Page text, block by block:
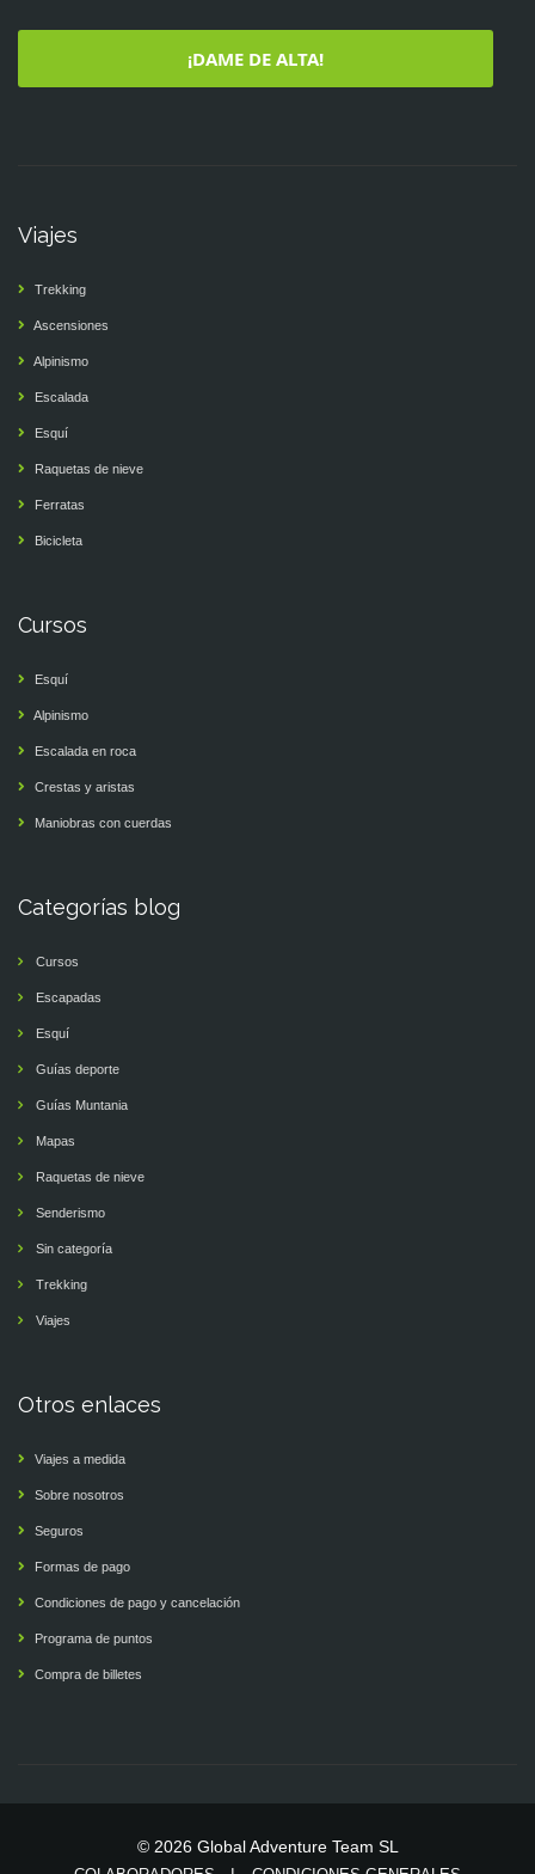
¡DAME DE ALTA!
Viajes
Trekking
Ascensiones
Alpinismo
Escalada
Esquí
Raquetas de nieve
Ferratas
Bicicleta
Cursos
Esquí
Alpinismo
Escalada en roca
Crestas y aristas
Maniobras con cuerdas
Categorías blog
Cursos
Escapadas
Esquí
Guías deporte
Guías Muntania
Mapas
Raquetas de nieve
Senderismo
Sin categoría
Trekking
Viajes
Otros enlaces
Viajes a medida
Sobre nosotros
Seguros
Formas de pago
Condiciones de pago y cancelación
Programa de puntos
Compra de billetes
© 2026 Global Adventure Team SL